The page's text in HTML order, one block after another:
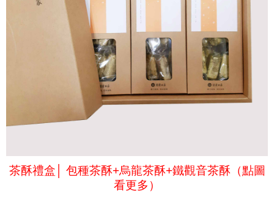
茶酥禮盒│ 包種茶酥+烏龍茶酥+鐵觀音茶酥（點圖
看更多）